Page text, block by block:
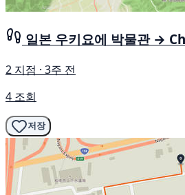
일본 우키요에 박물관 →
2 지점 · 3주 전
4 조회
저장